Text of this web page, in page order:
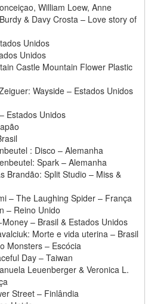
William Loew, Anne
& Davy Crosta – Love story of
Unidos
Unidos
Castle Mountain Flower Plastic
Wayside – Estados Unidos
Estados Unidos
: Disco – Alemanha
Spark – Alemanha
Brandão: Split Studio – Miss &
– The Laughing Spider – França
– Reino Unido
– Brasil & Estados Unidos
Morte e vida uterina – Brasil
Monsters – Escócia
Day – Taiwan
Leuenberger & Veronica L.
Street – Finlândia